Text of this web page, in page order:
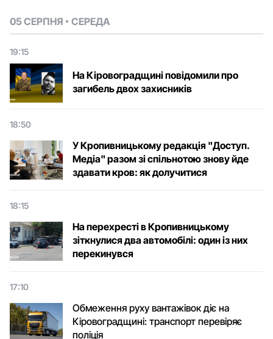
05 СЕРПНЯ СЕРЕДА
19:15
На Кіровоградщині повідомили про
загибель двох захисників
18:50
У Кропивницькому редакція "Доступ.
Медіа" разом зі спільнотою знову йде
здавати кров: як долучитися
18:15
На перехресті в Кропивницькому
зіткнулися два автомобілі: один із них
перекинувся
17:10
Обмеження руху вантажівок діє на
Кіровоградщині: транспорт перевіряє
поліція